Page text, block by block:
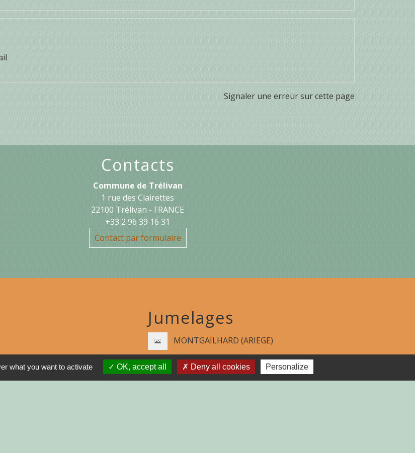
Signaler une erreur sur cette page
Contacts
Commune de Trélivan
1 rue des Clairettes
22100 Trélivan - FRANCE
+33 2 96 39 16 31
Contact par formulaire
Jumelages
MONTGAILHARD (ARIEGE)
what you want to activate OK, accept all Deny all cookies Personalize